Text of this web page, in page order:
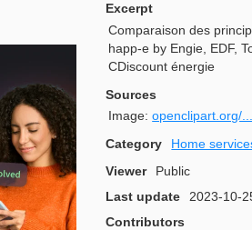
Excerpt
Comparaison des
happ-e by Engie, EDF,
CDiscount énergie
Sources
Image:openclipart.org/...
Category
Home
Viewer
Public
Last update
2023-10-
Contributors